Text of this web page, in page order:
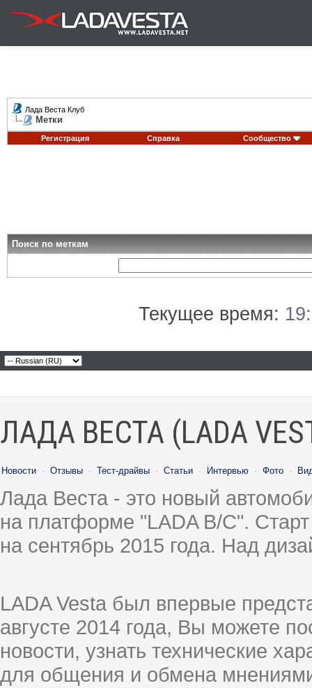
Лада Веста Клуб
Метки
Регистрация Справка Сообщество
Поиск по меткам
Текущее время:
ЛАДА ВЕСТА (LADA
Новости · Отзывы · Тест-драйвы · Статьи · Интервью · Фото ·
Лада Веста - это новый
на платформе "LADA B/C".
на сентябрь 2015 года. Над
LADA Vesta был впервые
августе 2014 года, Вы можете
новости, узнать технические
для общения и обмена